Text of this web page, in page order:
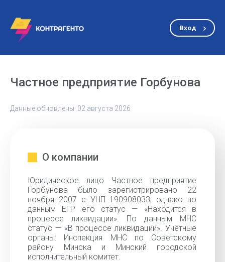
Вход
Частное предприятие Горбунова
Данные обновлены: 02 августа 2026
О компании
Юридическое лицо Частное предприятие
Горбунова было зарегистрировано 22
ноября 2007 с УНП 190908033, однако по
данным ЕГР его статус — «Находится в
процессе ликвидации». По данным МНС
статус — «В процессе ликвидации». Учётные
органы: Инспекция МНС по Советскому
району Минска и Минский городской
исполнительный комитет.